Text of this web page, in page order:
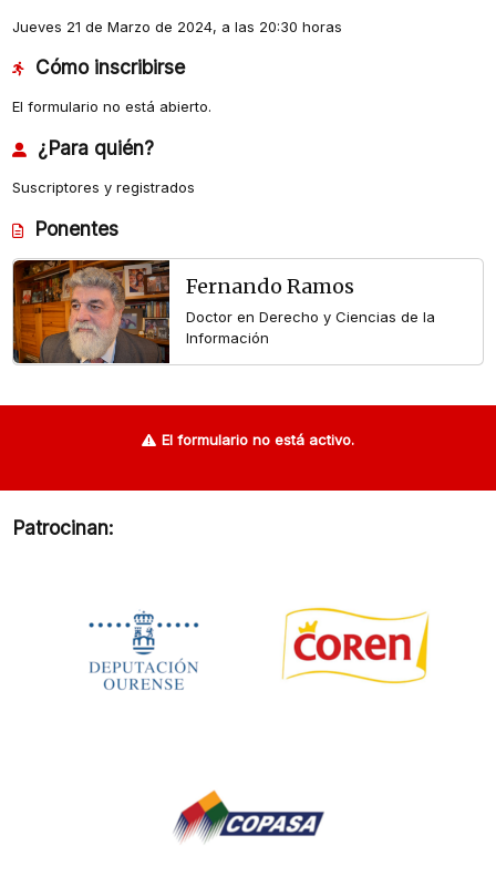
Jueves 21 de Marzo de 2024, a las 20:30 horas
Cómo inscribirse
El formulario no está abierto.
¿Para quién?
Suscriptores y registrados
Ponentes
Fernando Ramos
Doctor en Derecho y Ciencias de la
Información
El formulario no está activo.
Patrocinan: